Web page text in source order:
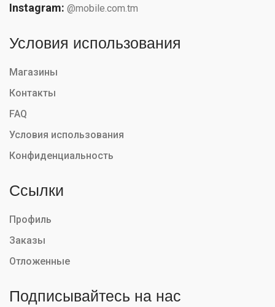
Instagram: @mobile.com.tm
Условия использования
Магазины
Контакты
FAQ
Условия использования
Конфиденциальность
Ссылки
Профиль
Заказы
Отложенные
Подписывайтесь на нас